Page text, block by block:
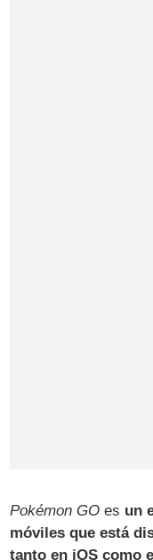
Pokémon GO es un
móviles que está
tanto en iOS como